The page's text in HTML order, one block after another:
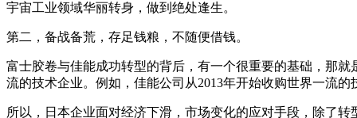
宇宙工业领域华丽转身，做到绝处逢生。
第二，备战备荒，存足钱粮，不随便借钱。
富士胶卷与佳能成功转型的背后，有一个很重要的基础，那
流的技术企业。例如，佳能公司从2013年开始收购世界一流
所以，日本企业面对经济下滑，市场变化的应对手段，除了转